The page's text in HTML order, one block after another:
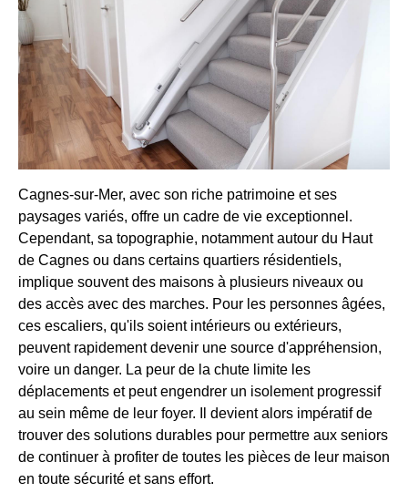
Cagnes-sur-Mer, avec son riche patrimoine et ses
paysages variés, offre un cadre de vie exceptionnel.
Cependant, sa topographie, notamment autour du Haut
de Cagnes ou dans certains quartiers résidentiels,
implique souvent des maisons à plusieurs niveaux ou
des accès avec des marches. Pour les personnes âgées,
ces escaliers, qu'ils soient intérieurs ou extérieurs,
peuvent rapidement devenir une source d'appréhension,
voire un danger. La peur de la chute limite les
déplacements et peut engendrer un isolement progressif
au sein même de leur foyer. Il devient alors impératif de
trouver des solutions durables pour permettre aux seniors
de continuer à profiter de toutes les pièces de leur maison
en toute sécurité et sans effort.